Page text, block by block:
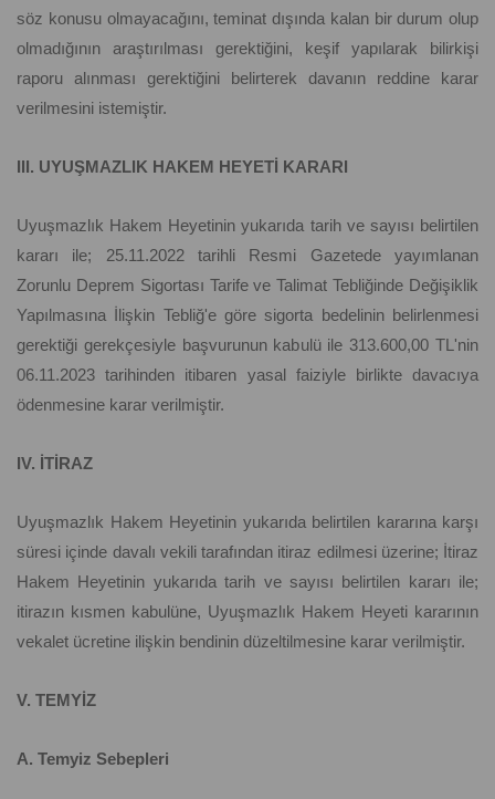
söz konusu olmayacağını, teminat dışında kalan bir durum olup
olmadığının araştırılması gerektiğini, keşif yapılarak bilirkişi
raporu alınması gerektiğini belirterek davanın reddine karar
verilmesini istemiştir.
III. UYUŞMAZLIK HAKEM HEYETİ KARARI
Uyuşmazlık Hakem Heyetinin yukarıda tarih ve sayısı belirtilen
kararı ile; 25.11.2022 tarihli Resmi Gazetede yayımlanan
Zorunlu Deprem Sigortası Tarife ve Talimat Tebliğinde Değişiklik
Yapılmasına İlişkin Tebliğ'e göre sigorta bedelinin belirlenmesi
gerektiği gerekçesiyle başvurunun kabulü ile 313.600,00 TL'nin
06.11.2023 tarihinden itibaren yasal faiziyle birlikte davacıya
ödenmesine karar verilmiştir.
IV. İTİRAZ
Uyuşmazlık Hakem Heyetinin yukarıda belirtilen kararına karşı
süresi içinde davalı vekili tarafından itiraz edilmesi üzerine; İtiraz
Hakem Heyetinin yukarıda tarih ve sayısı belirtilen kararı ile;
itirazın kısmen kabulüne, Uyuşmazlık Hakem Heyeti kararının
vekalet ücretine ilişkin bendinin düzeltilmesine karar verilmiştir.
V. TEMYİZ
A. Temyiz Sebepleri